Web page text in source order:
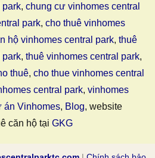
park, chung cư vinhomes central
park, cho thuê vinhomes
hộ vinhomes central park, thuê
park, thuê vinhomes central park,
thuê, cho thue vinhomes central
central park, vinhomes
án Vinhomes, Blog, website
căn hộ tại GKG